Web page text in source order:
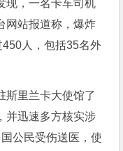
现，一名卡车司机
网站报道称，爆炸
人，包括35名外
里兰卡大使馆了
并迅速多方核实涉
公民受伤送医，使